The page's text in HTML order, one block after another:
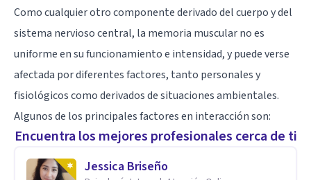
Como cualquier otro componente derivado del cuerpo y del
sistema nervioso central, la memoria muscular no es
uniforme en su funcionamiento e intensidad, y puede verse
afectada por diferentes factores, tanto personales y
fisiológicos como derivados de situaciones ambientales.
Algunos de los principales factores en interacción son:
Encuentra los mejores profesionales cerca de ti
Jessica Briseño